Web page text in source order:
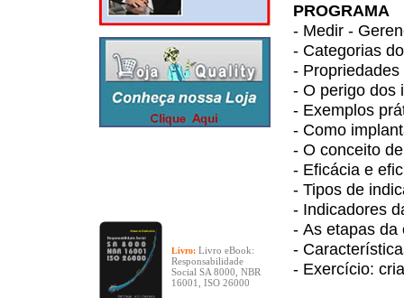
Livro: Livro eBook:
Responsabilidade
Social SA 8000, NBR
16001, ISO 26000
PROGRAMA
- Medir -
- Categorias
-
- O perigo dos
- Exemplos
- Como
- O conceito
- Eficácia e
- Tipos de
- Indicadores
- As etapas da
-
- Exercício: